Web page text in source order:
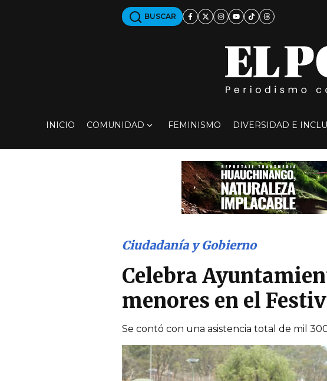
BUSCAR
INICIO COMUNIDAD FEMINISMO DIVERSIDAD E
Ciudadanía y Gobierno
Celebra
menores en el
Se contó con una asistencia total de mil